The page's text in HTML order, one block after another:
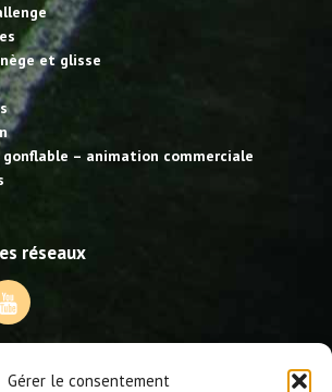
Gérer le consentement
et glisse
– animation commerciale
réseaux